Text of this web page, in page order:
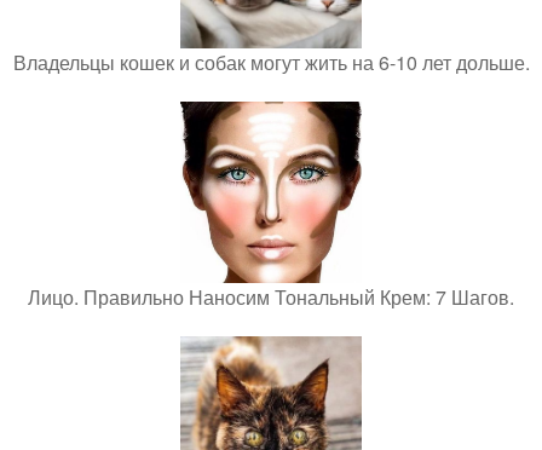
Владельцы кошек и собак могут жить на 6-10 лет дольше.
Лицо. Правильно Наносим Тональный Крем: 7 Шагов.